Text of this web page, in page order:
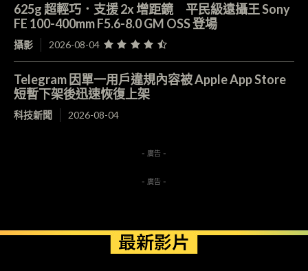
625g 超輕巧．支援 2x 增距鏡 平民級遠攝王 Sony
FE 100-400mm F5.6-8.0 GM OSS 登場
攝影 2026-08-04
Telegram 因單一用戶違規內容被 Apple App Store
短暫下架後迅速恢復上架
科技新聞 2026-08-04
- 廣告 -
- 廣告 -
最新影片